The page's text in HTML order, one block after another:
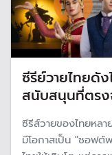
ซีรีย์วายไทยดั
สนับสนุนที่ตร
ซีรีส์วายของไทยหลา
มีโอกาสเป็น "ซอฟต์